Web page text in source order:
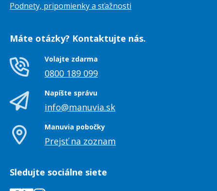
Podnety, pripomienky a sťažnosti
Máte otázky? Kontaktujte nás.
Volajte zdarma
0800 189 099
Napíšte správu
info@manuvia.sk
Manuvia pobočky
Prejsť na zoznam
Sledujte sociálne siete